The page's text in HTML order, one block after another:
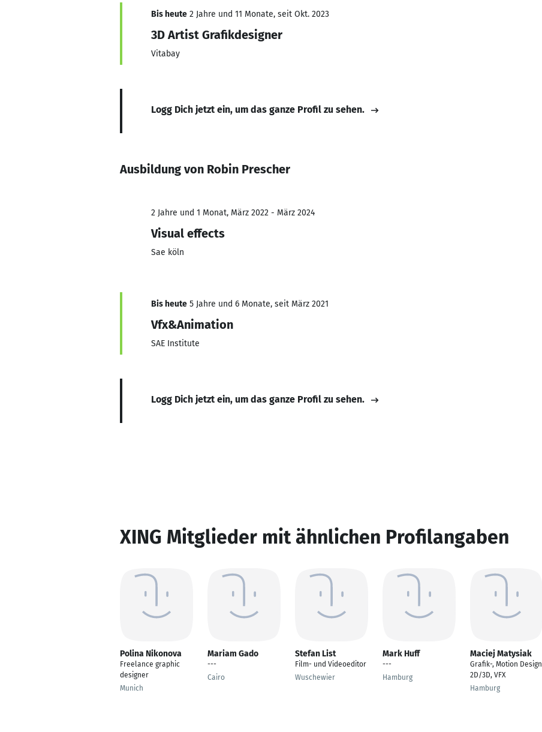
Bis heute 2 Jahre und 11 Monate, seit Okt. 2023
3D Artist Grafikdesigner
Vitabay
Logg Dich jetzt ein, um das ganze Profil zu sehen.
Ausbildung von Robin Prescher
2 Jahre und 1 Monat, März 2022 - März 2024
Visual effects
Sae köln
Bis heute 5 Jahre und 6 Monate, seit März 2021
Vfx&Animation
SAE Institute
Logg Dich jetzt ein, um das ganze Profil zu sehen.
XING Mitglieder mit ähnlichen Profilangaben
Polina Nikonova
Freelance graphic
designer
Munich
Mariam Gado
---
Cairo
Stefan List
Film- und Videoeditor
Wuschewier
Mark Huff
---
Hamburg
Maciej Matysiak
Grafik-, Motion Design
2D/3D, VFX
Hamburg